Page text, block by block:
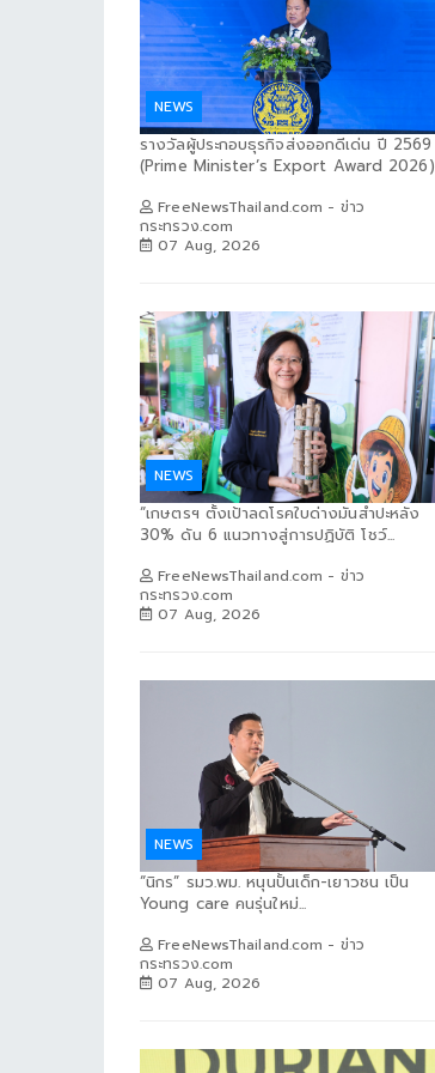
NEWS
รางวัลผู้ประกอบธุรกิจส่งออกดีเด่น ปี 2569
(Prime Minister’s Export Award 2026)
FreeNewsThailand.com - ข่าว
กระทรวง.com
07 Aug, 2026
NEWS
“เกษตรฯ ตั้งเป้าลดโรคใบด่างมันสำปะหลัง
30% ดัน 6 แนวทางสู่การปฏิบัติ โชว์...
FreeNewsThailand.com - ข่าว
กระทรวง.com
07 Aug, 2026
NEWS
“นิกร” รมว.พม. หนุนปั้นเด็ก-เยาวชน เป็น
Young care คนรุ่นใหม่...
FreeNewsThailand.com - ข่าว
กระทรวง.com
07 Aug, 2026